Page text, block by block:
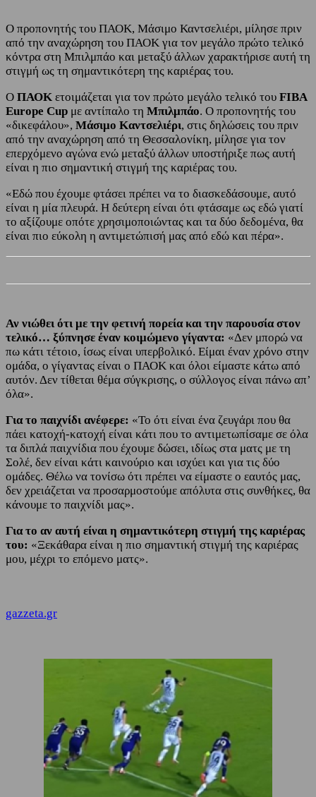
Ο προπονητής του ΠΑΟΚ, Μάσιμο Καντσελιέρι, μίλησε πριν
από την αναχώρηση του ΠΑΟΚ για τον μεγάλο πρώτο τελικό
κόντρα στη Μπιλμπάο και μεταξύ άλλων χαρακτήρισε αυτή τη
στιγμή ως τη σημαντικότερη της καριέρας του.
Ο ΠΑΟΚ ετοιμάζεται για τον πρώτο μεγάλο τελικό του FIBA
Europe Cup με αντίπαλο τη Μπιλμπάο. Ο προπονητής του
«δικεφάλου», Μάσιμο Καντσελιέρι, στις δηλώσεις του πριν
από την αναχώρηση από τη Θεσσαλονίκη, μίλησε για τον
επερχόμενο αγώνα ενώ μεταξύ άλλων υποστήριξε πως αυτή
είναι η πιο σημαντική στιγμή της καριέρας του.
«Εδώ που έχουμε φτάσει πρέπει να το διασκεδάσουμε, αυτό
είναι η μία πλευρά. Η δεύτερη είναι ότι φτάσαμε ως εδώ γιατί
το αξίζουμε οπότε χρησιμοποιώντας και τα δύο δεδομένα, θα
είναι πιο εύκολη η αντιμετώπισή μας από εδώ και πέρα».
Αν νιώθει ότι με την φετινή πορεία και την παρουσία στον
τελικό… ξύπνησε έναν κοιμώμενο γίγαντα: «Δεν μπορώ να
πω κάτι τέτοιο, ίσως είναι υπερβολικό. Είμαι έναν χρόνο στην
ομάδα, ο γίγαντας είναι ο ΠΑΟΚ και όλοι είμαστε κάτω από
αυτόν. Δεν τίθεται θέμα σύγκρισης, ο σύλλογος είναι πάνω απ’
όλα».
Για το παιχνίδι ανέφερε: «Το ότι είναι ένα ζευγάρι που θα
πάει κατοχή-κατοχή είναι κάτι που το αντιμετωπίσαμε σε όλα
τα διπλά παιχνίδια που έχουμε δώσει, ιδίως στα ματς με τη
Σολέ, δεν είναι κάτι καινούριο και ισχύει και για τις δύο
ομάδες. Θέλω να τονίσω ότι πρέπει να είμαστε ο εαυτός μας,
δεν χρειάζεται να προσαρμοστούμε απόλυτα στις συνθήκες, θα
κάνουμε το παιχνίδι μας».
Για το αν αυτή είναι η σημαντικότερη στιγμή της καριέρας
του: «Ξεκάθαρα είναι η πιο σημαντική στιγμή της καριέρας
μου, μέχρι το επόμενο ματς».
gazzeta.gr